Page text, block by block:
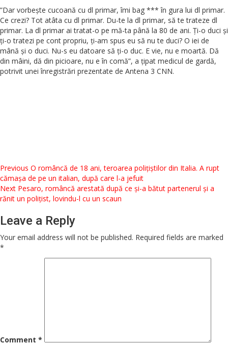
”Dar vorbește cucoană cu dl primar, îmi bag *** în gura lui dl primar.
Ce crezi? Tot atâta cu dl primar. Du-te la dl primar, să te trateze dl
primar. La dl primar ai tratat-o pe mă-ta până la 80 de ani. Ți-o duci și
ți-o tratezi pe cont propriu, ți-am spus eu să nu te duci? O iei de
mână și o duci. Nu-s eu datoare să ți-o duc. E vie, nu e moartă. Dă
din mâini, dă din picioare, nu e în comă”, a țipat medicul de gardă,
potrivit unei înregistrări prezentate de Antena 3 CNN.
Share
Post
navigation
Previous O româncă de 18 ani, teroarea polițiștilor din Italia. A rupt
cămașa de pe un italian, după care l-a jefuit
Next Pesaro, româncă arestată după ce și-a bătut partenerul și a
rănit un polițist, lovindu-l cu un scaun
Leave a Reply
Your email address will not be published. Required fields are marked
*
Comment *